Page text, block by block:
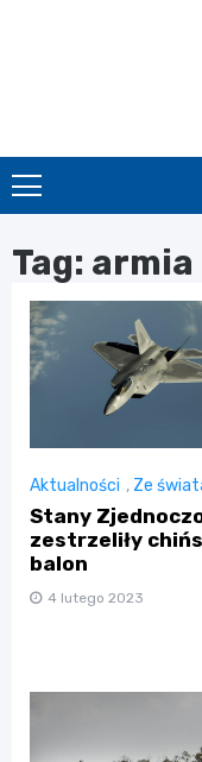
Tag: armia
Aktualności , Ze
Stany
zestrzeliły
balon
4 lutego 2023